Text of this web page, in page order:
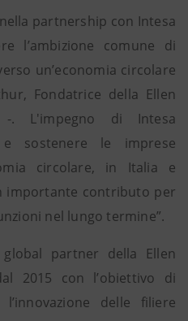
partnership con Intesa
l’ambizione comune di
un’economia circolare
Fondatrice della Ellen
-. L'impegno di Intesa
sostenere le imprese
circolare, in Italia e
importante contributo per
nel lungo termine”.
partner della Ellen
2015 con l’obiettivo di
delle filiere